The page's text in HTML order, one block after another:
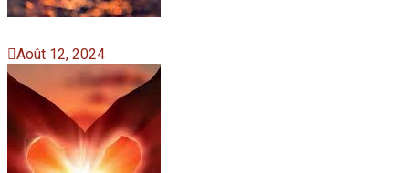
Août 12, 2024